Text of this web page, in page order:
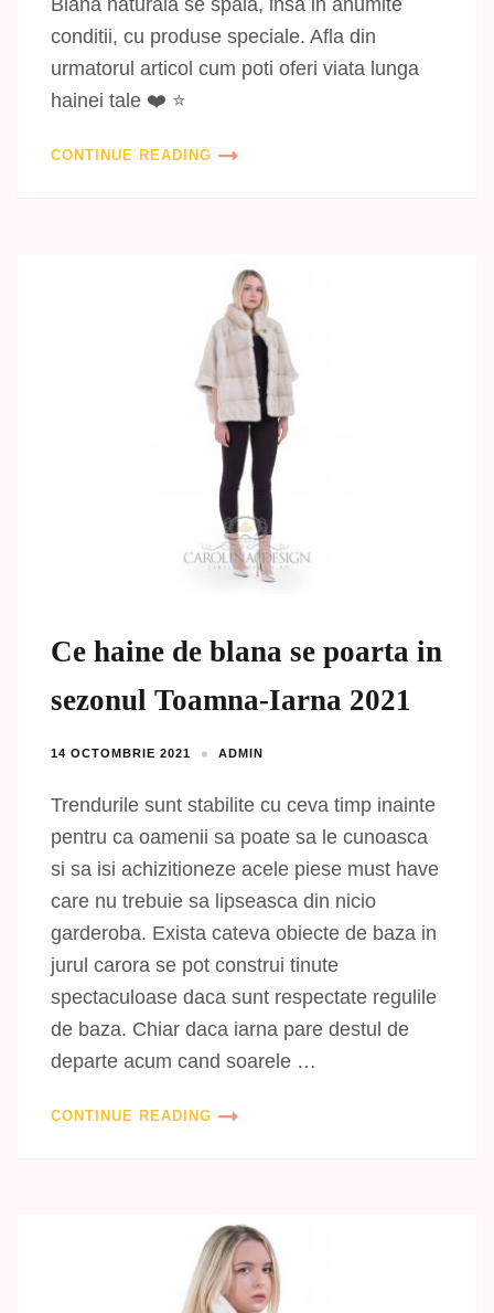
Blana naturala se spala, insa in anumite
conditii, cu produse speciale. Afla din
urmatorul articol cum poti oferi viata lunga
hainei tale ❤️ ⭐
CONTINUE READING
Ce haine de blana se poarta in
sezonul Toamna-Iarna 2021
14 OCTOMBRIE 2021 ADMIN
Trendurile sunt stabilite cu ceva timp inainte
pentru ca oamenii sa poate sa le cunoasca
si sa isi achizitioneze acele piese must have
care nu trebuie sa lipseasca din nicio
garderoba. Exista cateva obiecte de baza in
jurul carora se pot construi tinute
spectaculoase daca sunt respectate regulile
de baza. Chiar daca iarna pare destul de
departe acum cand soarele …
CONTINUE READING